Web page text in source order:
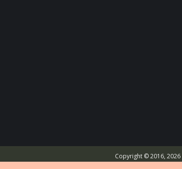
Copyright © 2016, 2026